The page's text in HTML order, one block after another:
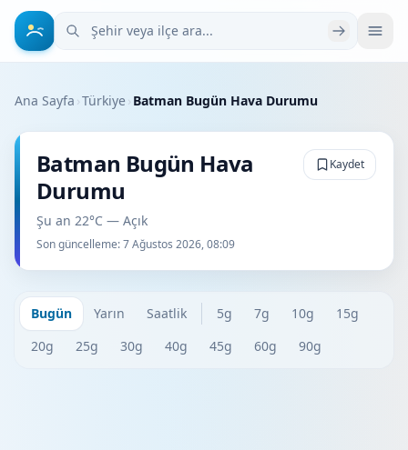
Şehir veya ilçe ara
Ana Sayfa ›Türkiye› Batman Bugün Hava Durumu
Batman Bugün Hava
Durumu
Şu an 22°C — Açık
Son güncelleme:7 Ağustos 2026, 08:09
Kaydet
Bugün Yarın Saatlik 5g 7g 10g
15g
20g
25g 30g 40g 45g 60g 90g